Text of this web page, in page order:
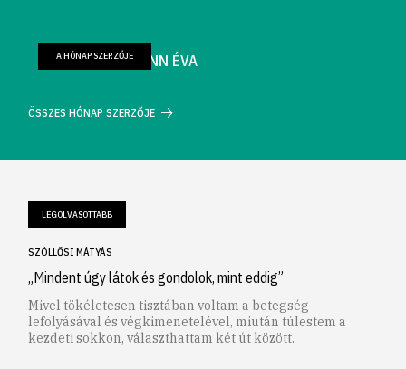
FARKAS WELLMANN ÉVA
A HÓNAP SZERZŐJE
ÖSSZES HÓNAP SZERZŐJE
LEGOLVASOTTABB
SZÖLLŐSI MÁTYÁS
„Mindent úgy látok és gondolok, mint eddig”
Mivel tökéletesen tisztában voltam a betegség
lefolyásával és végkimenetelével, miután túlestem a
kezdeti sokkon, választhattam két út között.